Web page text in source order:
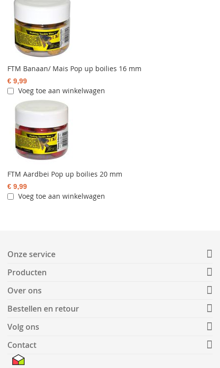
FTM Banaan/ Mais Pop up boilies 16 mm
€ 9,99
Voeg toe aan winkelwagen
FTM Aardbei Pop up boilies 20 mm
€ 9,99
Voeg toe aan winkelwagen
Onze service
Producten
Over ons
Bestellen en retour
Volg ons
Contact